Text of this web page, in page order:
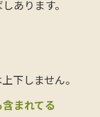
あります。
下しません。
まれてる